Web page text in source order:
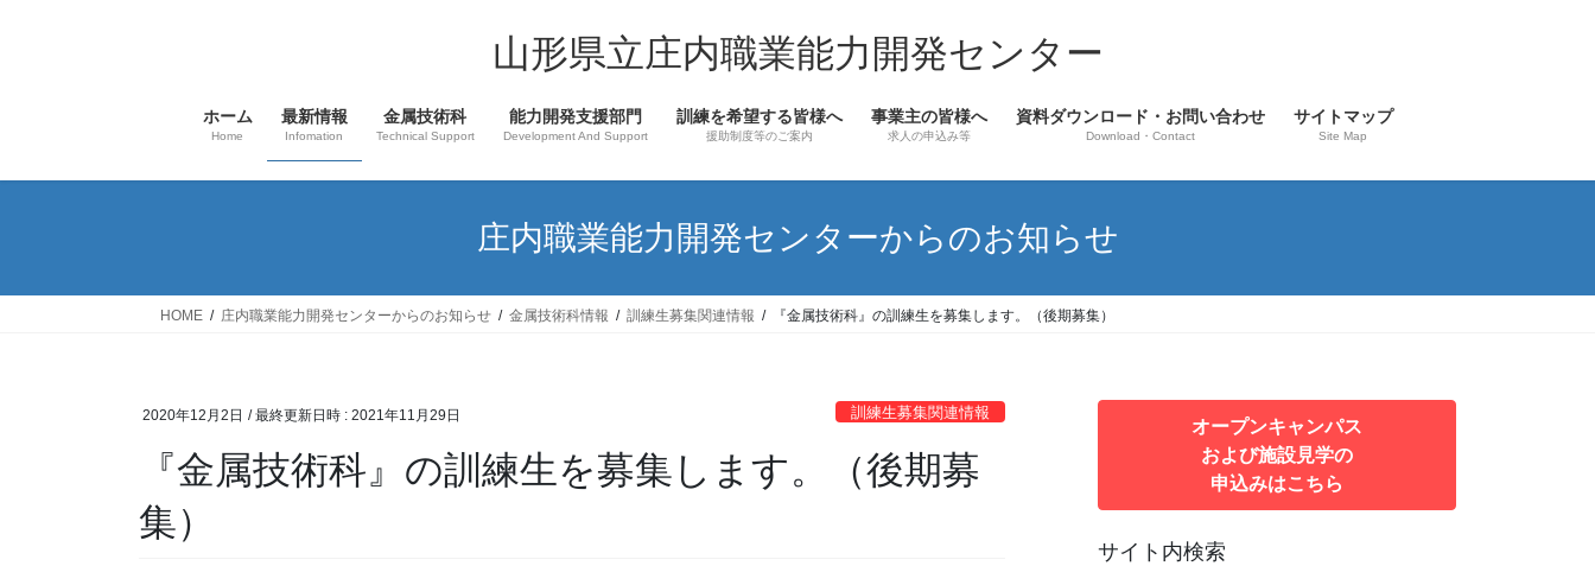
ス
ン
山形県立庄内職業能力開発センター
ホーム
Home
最新情報
Infomation
金属技術科
Technical Support
能力開発支援部門
Development And Support
訓練を希望する皆様へ
援助制度等のご案内
事業主の皆様へ
求人の申込み等
資料ダウンロード・お問い合わせ
Download・Contact
サイトマップ
Site Map
庄内職業能力開発センターからのお知らせ
HOME 庄内職業能力開発センターからのお知らせ 金属技術科情報 訓練生募集関連情報 『金属技術科』の訓練生を募集します。（後期募集）
2020年12月2日 / 最終更新日時 : 2021年11月29日 訓練生募集関連情報
『金属技術科』の訓練生を募集します。（後期募
集）
オープンキャンパス
および施設見学の
申込みはこちら
サイト内検索